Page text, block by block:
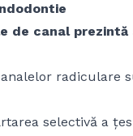
de canal prezintă
radiculare
selectivă a